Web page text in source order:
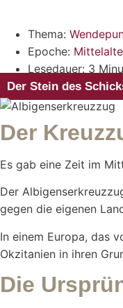
Thema:
Epoche:
Lesedauer: 3
Der Stein des
Der
Es gab eine Zeit im
Der
gegen die eigenen
In einem Europa, das
Okzitanien in ihren
Die